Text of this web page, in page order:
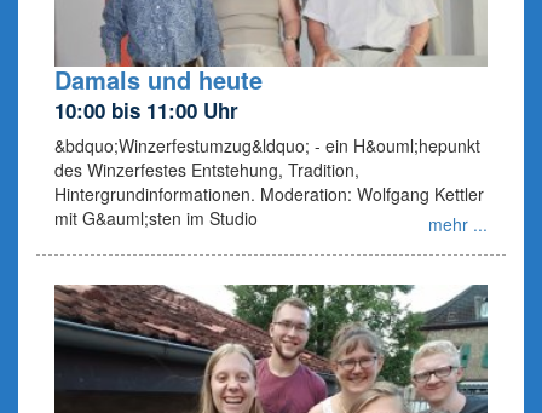
Damals und heute
10:00 bis 11:00 Uhr
&bdquo;Winzerfestumzug&ldquo; - ein H&ouml;hepunkt
des Winzerfestes Entstehung, Tradition,
Hintergrundinformationen. Moderation: Wolfgang Kettler
mit G&auml;sten im Studio
mehr ...